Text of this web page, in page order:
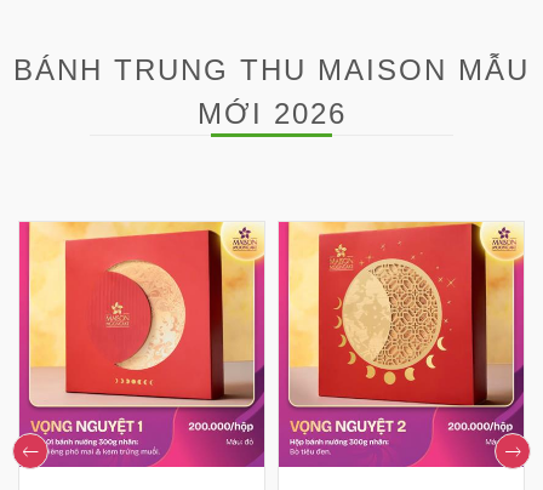
BÁNH TRUNG THU MAISON MẪU
MỚI 2026